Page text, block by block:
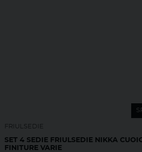
FRIULSEDIE
SET 4 SEDIE FRIULSEDIE NIKKA
FINITURE VARIE